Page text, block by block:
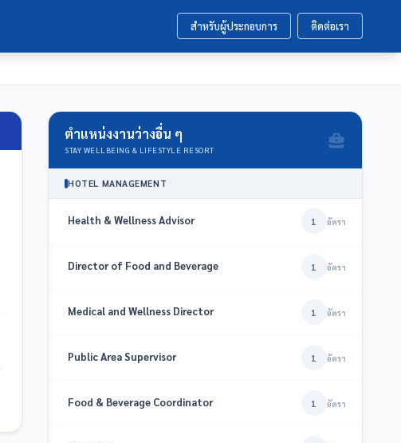
สำหรับผู้ประกอบการ ติดต่อเรา
ตำแหน่งงานว่างอื่น ๆ
STAY WELLBEING & LIFESTYLE RESORT
HOTEL MANAGEMENT
Health & Wellness Advisor 1 อัตรา
Director of Food and Beverage 1 อัตรา
Medical and Wellness Director 1 อัตรา
Public Area Supervisor 1 อัตรา
Food & Beverage Coordinator 1 อัตรา